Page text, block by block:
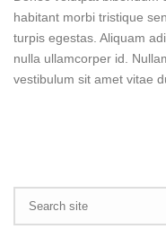
habitant morbi tristique
turpis egestas. Aliquam
nulla ullamcorper id.
vestibulum sit amet vitae